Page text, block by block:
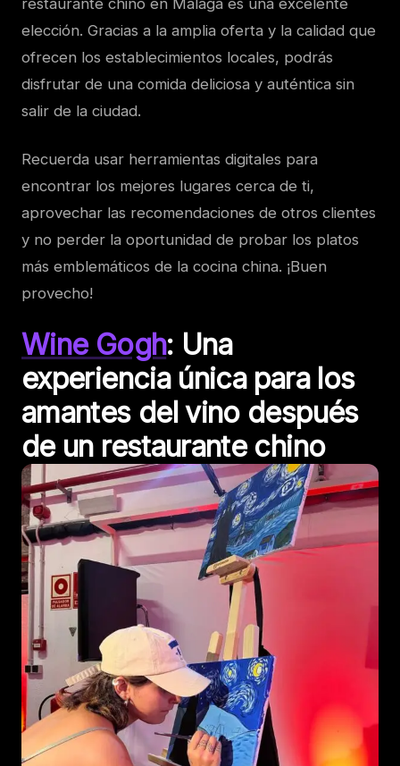
elección. Gracias a la amplia oferta y la calidad que
ofrecen los establecimientos locales, podrás
disfrutar de una comida deliciosa y auténtica sin
salir de la ciudad.
Recuerda usar herramientas digitales para
encontrar los mejores lugares cerca de ti,
aprovechar las recomendaciones de otros clientes
y no perder la oportunidad de probar los platos
más emblemáticos de la cocina china. ¡Buen
provecho!
Wine Gogh: Una
experiencia única para los
amantes del vino después
de un restaurante chino